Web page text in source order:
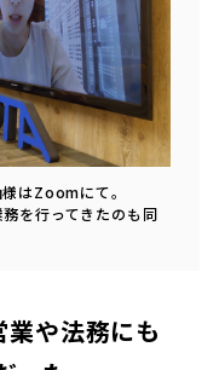
はZoomにて。
を行ってきたのも同
や法務にも